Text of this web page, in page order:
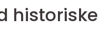
historiske